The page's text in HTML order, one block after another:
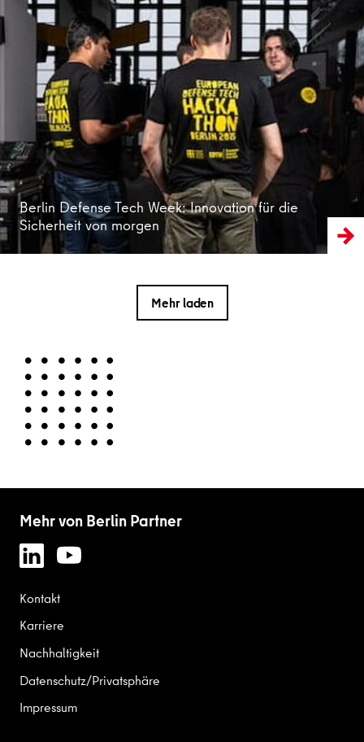
Berlin Defense Tech Week: Innovation für die
Sicherheit von morgen
Weiterlesen
Mehr laden
Mehr von Berlin Partner
Kontakt
Karriere
Nachhaltigkeit
Datenschutz/Privatsphäre
Impressum